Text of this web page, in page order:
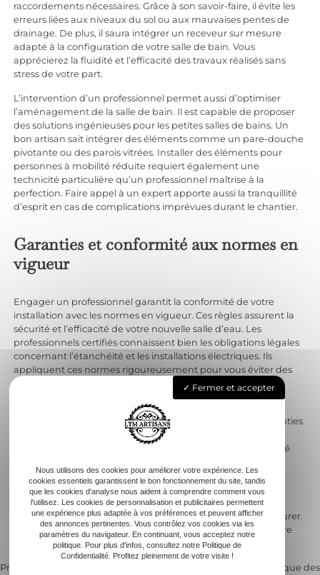
raccordements nécessaires. Grâce à son savoir-faire, il évite les
erreurs liées aux niveaux du sol ou aux mauvaises pentes de
drainage. De plus, il saura intégrer un receveur sur mesure
adapté à la configuration de votre salle de bain. Vous
apprécierez la fluidité et l’efficacité des travaux réalisés sans
stress de votre part.
L’intervention d’un professionnel permet aussi d’optimiser
l’aménagement de la salle de bain. Il est capable de proposer
des solutions ingénieuses pour les petites salles de bains. Un
bon artisan sait intégrer des éléments comme un pare-douche
pivotante ou des parois vitrées. Installer des éléments pour
personnes à mobilité réduite requiert également une
technicité particulière qu’un professionnel maîtrise à la
perfection. Faire appel à un expert apporte aussi la tranquillité
d’esprit en cas de complications imprévues durant le chantier.
Garanties et conformité aux normes en
vigueur
Engager un professionnel garantit la conformité de votre
installation avec les normes en vigueur. Ces règles assurent la
sécurité et l’efficacité de votre nouvelle salle d’eau. Les
professionnels certifiés connaissent bien les obligations légales
concernant l’étanchéité et les installations électriques. Ils
appliquent ces normes rigoureusement pour vous éviter des
déconvenues futures. Cela signifie moins de risques
d’infiltration, de moisissures ou de problèmes d’évacuation.
Avec un professionnel, vous bénéficiez également de garanties
sur les travaux réalisés. Si un problème survient après les
travaux, vous pourrez compter sur l’assurance responsabilité
offre une sécurité supplémentaire quant à la pérennité de
votre douche italienne. Vous protégez davantage votre
investissement en salle de bain grâce aux assurances et à la
conformité que seul un professionnel peut pleinement assurer.
Ce choix se révèle donc très pertinent pour quiconque désire
réaliser cette transformation en toute sérénité.
Previous:
Isolation thermique des
Fermer et accepter
Nous utilisons des cookies pour améliorer votre expérience. Les
cookies essentiels garantissent le bon fonctionnement du site, tandis
que les cookies d'analyse nous aident à comprendre comment vous
l'utilisez. Les cookies de personnalisation et publicitaires permettent
une expérience plus adaptée à vos préférences et peuvent afficher
des annonces pertinentes. Vous contrôlez vos cookies via les
paramètres du navigateur. En continuant, vous acceptez notre
politique. Pour plus d'infos, consultez notre Politique de
Confidentialité. Profitez pleinement de votre visite !